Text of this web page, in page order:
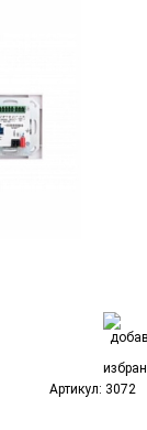
Артикул: 3072